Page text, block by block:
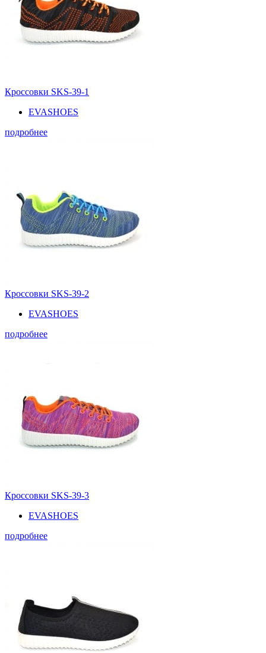
Кроссовки SKS-39-1
EVASHOES
подробнее
Кроссовки SKS-39-2
EVASHOES
подробнее
Кроссовки SKS-39-3
EVASHOES
подробнее